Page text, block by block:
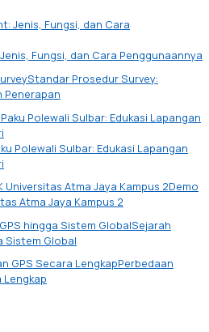
Fungsi, dan Cara Penggunaannya
Standar Prosedur Survey:
Penerapan
Polewali Sulbar: Edukasi Lapangan
Demo
Atma Jaya Kampus 2
Sejarah
Sistem Global
Perbedaan
Lengkap